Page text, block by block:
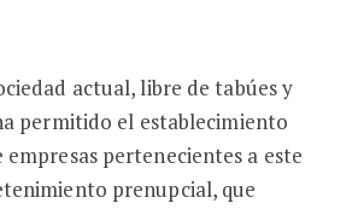
actual, libre de tabúes y
permitido el establecimiento
empresas pertenecientes a este
prenupcial, que